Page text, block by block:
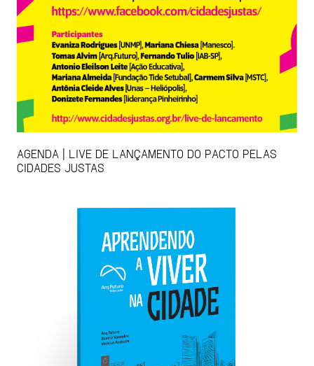
AGENDA | LIVE DE LANÇAMENTO DO PACTO PELAS
CIDADES JUSTAS